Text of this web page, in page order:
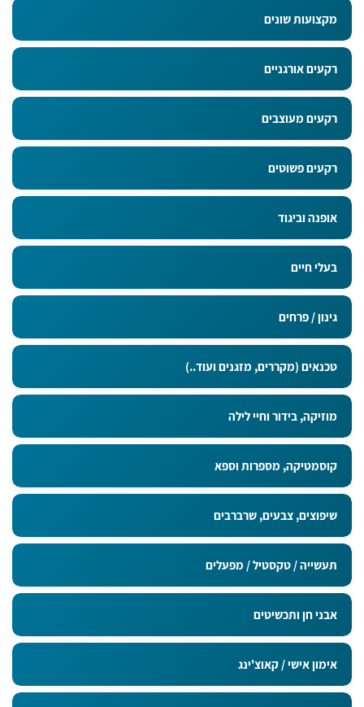
מקצועות שונים
רקעים אורגניים
רקעים מעוצבים
רקעים פשוטים
אופנה וביגוד
בעלי חיים
גינון / פרחים
טכנאים (מקררים, מזגנים ועוד..)
מוזיקה, בידור וחיי לילה
קוסמטיקה, מספרות וספא
שיפוצים, צבעים, שרברבים
תעשייה / טקסטיל / מפעלים
אבני חן ותכשיטים
אימון אישי / קאוצ'ינג